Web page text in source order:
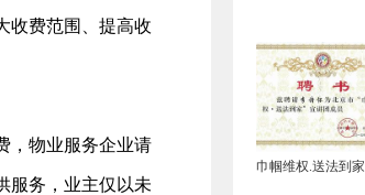
费范围、提高收
物业服务企业请
服务，业主仅以未
巾帼维权.送法到家